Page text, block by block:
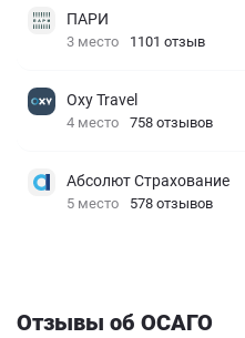
ПАРИ
3 место 1101 отзыв
Oxy Travel
4 место 758 отзывов
Абсолют Страхование
5 место 578 отзывов
Отзывы об ОСАГО